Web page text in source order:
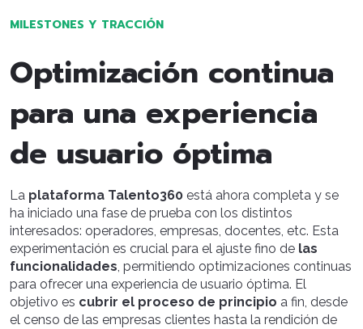
MILESTONES Y TRACCIÓN
Optimización continua
para una experiencia
de usuario óptima
La plataforma Talento360 está ahora completa y se
ha iniciado una fase de prueba con los distintos
interesados: operadores, empresas, docentes, etc. Esta
experimentación es crucial para el ajuste fino de las
funcionalidades, permitiendo optimizaciones continuas
para ofrecer una experiencia de usuario óptima. El
objetivo es cubrir el proceso de principio a fin, desde
el censo de las empresas clientes hasta la rendición de